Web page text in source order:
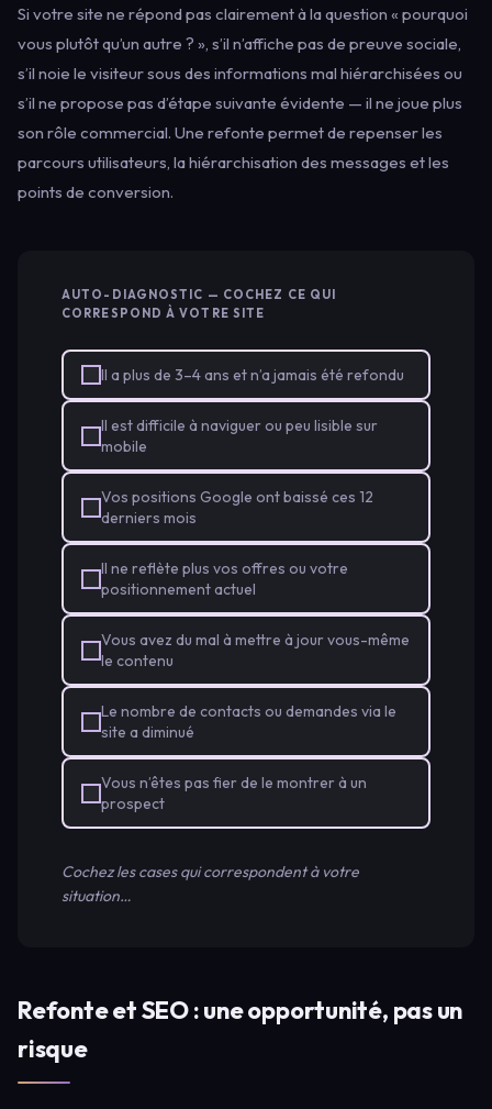
Si votre site ne répond pas clairement à la question « pourquoi
vous plutôt qu’un autre ? », s’il n’affiche pas de preuve sociale,
s’il noie le visiteur sous des informations mal hiérarchisées ou
s’il ne propose pas d’étape suivante évidente — il ne joue plus
son rôle commercial. Une refonte permet de repenser les
parcours utilisateurs, la hiérarchisation des messages et les
points de conversion.
AUTO-DIAGNOSTIC — COCHEZ CE QUI
CORRESPOND À VOTRE SITE
Il a plus de 3–4 ans et n’a jamais été refondu
Il est difficile à naviguer ou peu lisible sur
mobile
Vos positions Google ont baissé ces 12
derniers mois
Il ne reflète plus vos offres ou votre
positionnement actuel
Vous avez du mal à mettre à jour vous-même
le contenu
Le nombre de contacts ou demandes via le
site a diminué
Vous n’êtes pas fier de le montrer à un
prospect
Cochez les cases qui correspondent à votre
situation…
Refonte et SEO : une opportunité, pas un
risque